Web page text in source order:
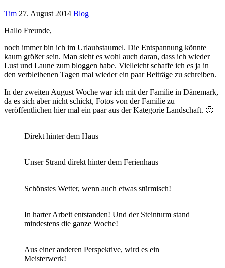
Tim 27. August 2014 Blog
Hallo Freunde,
noch immer bin ich im Urlaubstaumel. Die Entspannung könnte
kaum größer sein. Man sieht es wohl auch daran, dass ich wieder
Lust und Laune zum bloggen habe. Vielleicht schaffe ich es ja in
den verbleibenen Tagen mal wieder ein paar Beiträge zu schreiben.
In der zweiten August Woche war ich mit der Familie in Dänemark,
da es sich aber nicht schickt, Fotos von der Familie zu
veröffentlichen hier mal ein paar aus der Kategorie Landschaft. 🙂
Direkt hinter dem Haus
Unser Strand direkt hinter dem Ferienhaus
Schönstes Wetter, wenn auch etwas stürmisch!
In harter Arbeit entstanden! Und der Steinturm stand
mindestens die ganze Woche!
Aus einer anderen Perspektive, wird es ein
Meisterwerk!